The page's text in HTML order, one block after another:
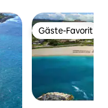
Gäste-Favorit
Gäste-Favorit